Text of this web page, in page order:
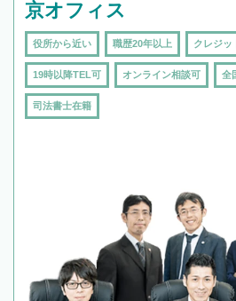
京オフィス
役所から近い 職歴20年以上 クレジッ
19時以降TEL可 オンライン相談可 全
司法書士在籍